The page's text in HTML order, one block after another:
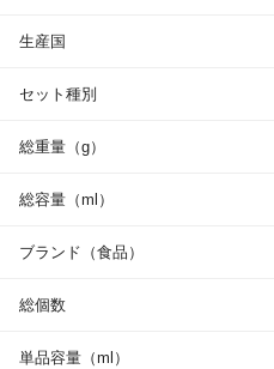
生産国
セット種別
総重量（g）
総容量（ml）
ブランド（食品）
総個数
単品容量（ml）